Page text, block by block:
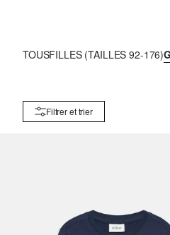
TOUSFILLES (TAILLES 92-176)
Filtrer et trier